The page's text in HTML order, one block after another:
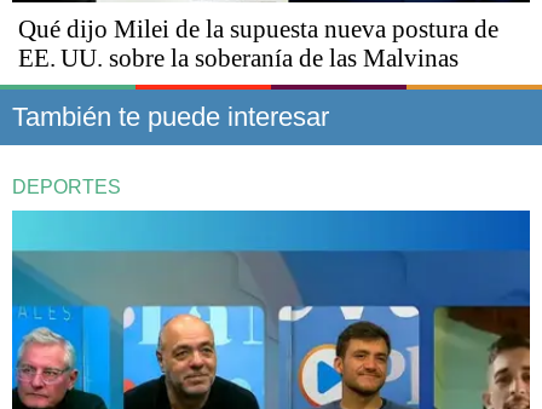
Qué dijo Milei de la supuesta nueva postura de
EE. UU. sobre la soberanía de las Malvinas
También te puede interesar
DEPORTES